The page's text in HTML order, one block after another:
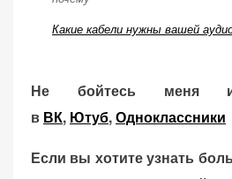
Какие кабели нужны вашей
Не бойтесь меня и
в ВК, Ютуб,Одноклассники
Если вы хотите узнать